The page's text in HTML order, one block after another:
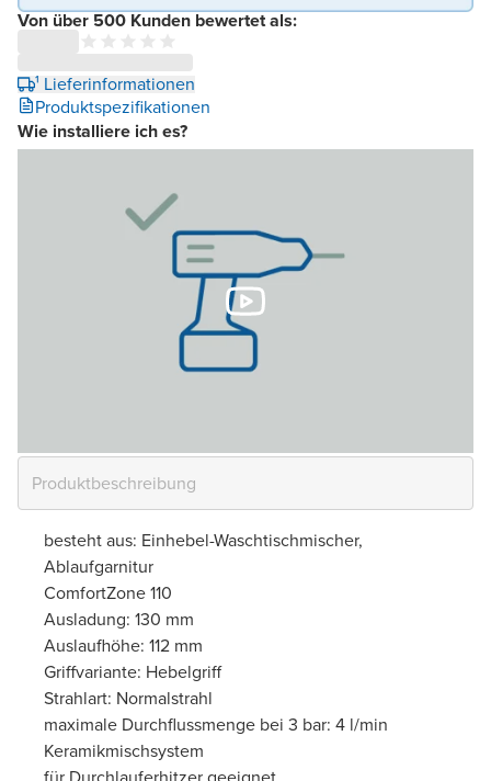
Von über 500 Kunden bewertet als:
¹ Lieferinformationen
Produktspezifikationen
Wie installiere ich es?
besteht aus: Einhebel-Waschtischmischer,
Ablaufgarnitur
ComfortZone 110
Ausladung: 130 mm
Auslaufhöhe: 112 mm
Griffvariante: Hebelgriff
Strahlart: Normalstrahl
maximale Durchflussmenge bei 3 bar: 4 l/min
Keramikmischsystem